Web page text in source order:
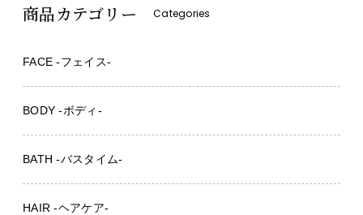
商品カテゴリー Categories
FACE -フェイス-
BODY -ボディ-
BATH -バスタイム-
HAIR -ヘアケア-